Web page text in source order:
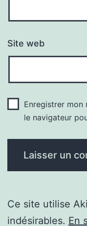
Site web
Enregistrer mon
le navigateur
Ce site utilise
indésirables. En